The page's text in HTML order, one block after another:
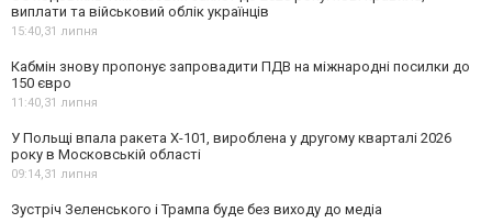
виплати та військовий облік українців
15:40, 31 липня
Кабмін знову пропонує запровадити ПДВ на міжнародні посилки до
150 євро
11:40, 31 липня
У Польщі впала ракета Х-101, вироблена у другому кварталі 2026
року в Московській області
09:14, 31 липня
Зустріч Зеленського і Трампа буде без виходу до медіа